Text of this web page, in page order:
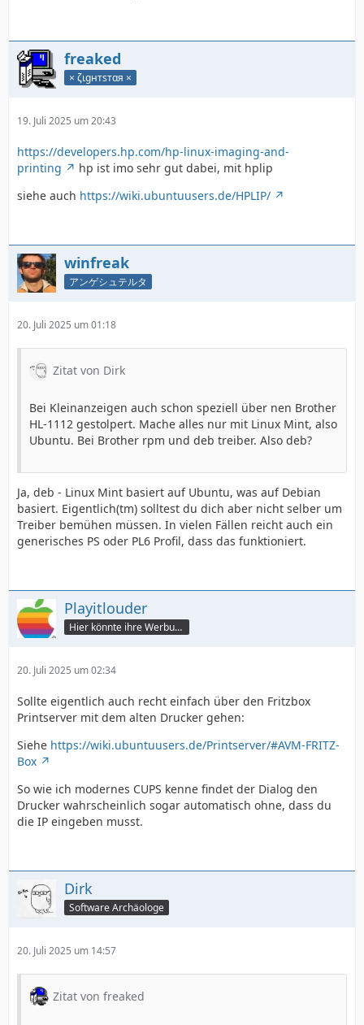
freaked
× ζιgнтѕтαя ×
19. Juli 2025 um 20:43
https://developers.hp.com/hp-linux-imaging-and-
printing
hp ist imo sehr gut dabei, mit hplip
siehe auch https://wiki.ubuntuusers.de/HPLIP/
winfreak
アンゲシュテルタ
20. Juli 2025 um 01:18
Zitat von Dirk
Bei Kleinanzeigen auch schon speziell über nen Brother
HL-1112 gestolpert. Mache alles nur mit Linux Mint, also
Ubuntu. Bei Brother rpm und deb treiber. Also deb?
Ja, deb - Linux Mint basiert auf Ubuntu, was auf Debian
basiert. Eigentlich(tm) solltest du dich aber nicht selber um
Treiber bemühen müssen. In vielen Fällen reicht auch ein
generisches PS oder PL6 Profil, dass das funktioniert.
Playitlouder
Hier könnte ihre Werbung stehen
20. Juli 2025 um 02:34
Sollte eigentlich auch recht einfach über den Fritzbox
Printserver mit dem alten Drucker gehen:
Siehe https://wiki.ubuntuusers.de/Printserver/#AVM-FRITZ-
Box
So wie ich modernes CUPS kenne findet der Dialog den
Drucker wahrscheinlich sogar automatisch ohne, dass du
die IP eingeben musst.
Dirk
Software Archäologe
20. Juli 2025 um 14:57
Zitat von freaked